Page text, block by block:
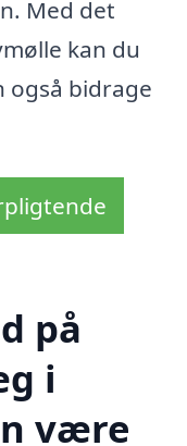
Med det
kan du
også bidrage
på
i
være